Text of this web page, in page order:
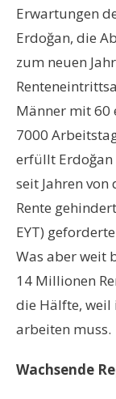
Erwartungen
Erdoğan, die
zum neuen
Männer mit 60
7000
erfüllt Erdoğan
seit Jahren von
Rente
EYT)
Was aber weit
14 Millionen
die Hälfte, weil
arbeiten muss.
Wachsende